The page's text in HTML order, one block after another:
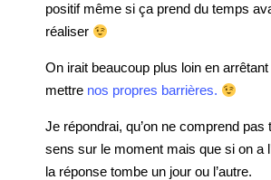
positif même si ça prend du temps
réaliser
On irait beaucoup plus loin en
mettre nos propres barrières.
Je répondrai, qu’on ne comprend pas
sens sur le moment mais que si on a
la réponse tombe un jour ou l’autre.